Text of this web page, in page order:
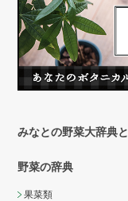
みなとの野菜大辞典
野菜の辞典
果菜類